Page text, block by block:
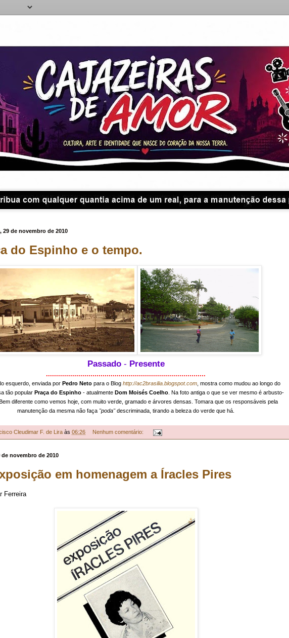
29 de novembro de 2010
do Espinho e o tempo.
Passado - Presente
...............................................................................
esquerdo, enviada por Pedro Neto para o Blog http://ac2brasilia.blogspot.com , mostra como mudou ao longo do
tão popular Praça do Espinho - atualmente Dom Moisés Coelho . Na foto antiga o que se ver mesmo é arbusto-
diferente como vemos hoje, com muito verde, gramado e árvores densas. Tomara que os responsáveis pela
manutenção da mesma não faça "poda"descriminada, tirando a beleza do verde que há.
Cleudimar F. de Lira às 06:26 Nenhum comentário:
de novembro de 2010
em homenagem a Íracles Pires
Ferreira